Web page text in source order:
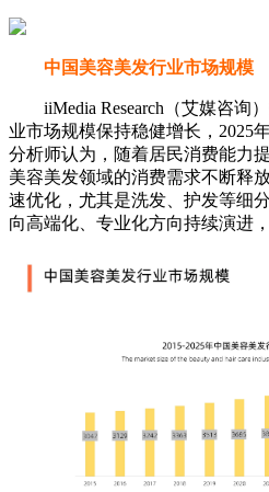
中国美容美发行业市场规模
iiMedia Research（艾媒咨询
业市场规模保持稳健增长，2025
分析师认为，随着居民消费能力
美容美发领域的消费需求不断释
速优化，尤其是洗发、护发等细
向高端化、专业化方向持续演进